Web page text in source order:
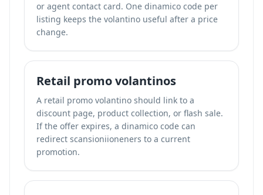
or agent contact card. One dinamico code per
listing keeps the volantino useful after a price
change.
Retail promo volantinos
A retail promo volantino should link to a
discount page, product collection, or flash sale.
If the offer expires, a dinamico code can
redirect scansioniioneners to a current
promotion.